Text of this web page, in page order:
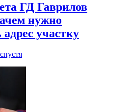
ГД Гаврилов
нужно
участку